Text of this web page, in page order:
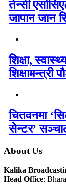
तेन्सी
जापान जान
शिक्षा,
शिक्षामन्त्री
चितवनमा
सेन्टर’
About Us
Kalika
Head Office: